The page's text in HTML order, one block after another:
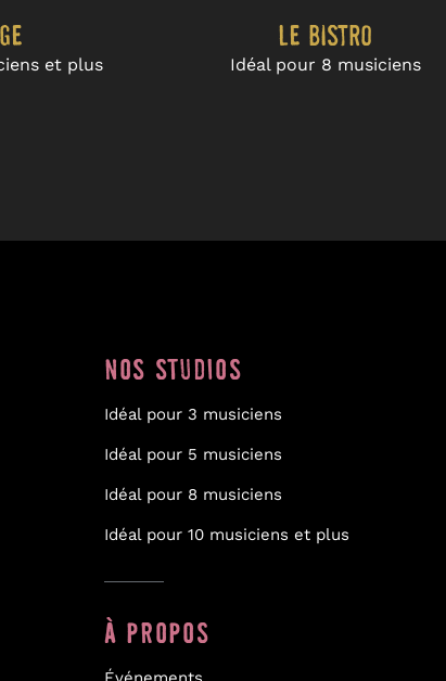
et plus
Le Bistro
Idéal pour 8 musiciens
NOS STUDIOS
Idéal pour 3 musiciens
Idéal pour 5 musiciens
Idéal pour 8 musiciens
Idéal pour 10 musiciens et plus
À PROPOS